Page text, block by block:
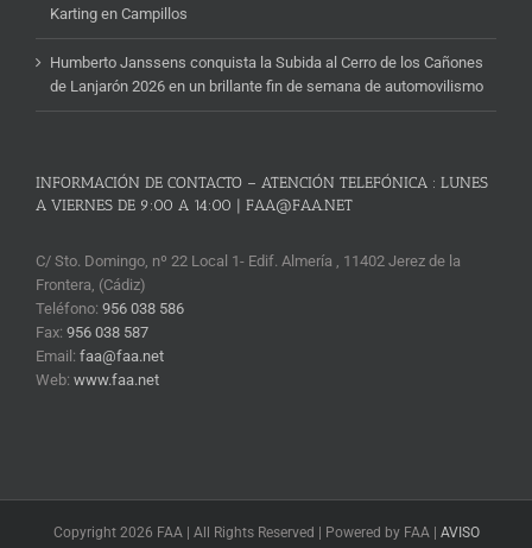
Karting en Campillos
Humberto Janssens conquista la Subida al Cerro de los Cañones
de Lanjarón 2026 en un brillante fin de semana de automovilismo
INFORMACIÓN DE CONTACTO – ATENCIÓN TELEFÓNICA : LUNES
A VIERNES DE 9:00 A 14:00 | FAA@FAA.NET
C/ Sto. Domingo, nº 22 Local 1- Edif. Almería , 11402 Jerez de la
Frontera, (Cádiz)
Teléfono: 956 038 586
Fax: 956 038 587
Email: faa@faa.net
Web: www.faa.net
Copyright 2026 FAA | All Rights Reserved | Powered by FAA | AVISO